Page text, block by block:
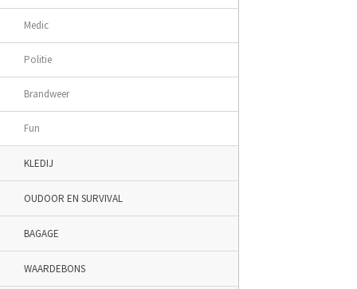
Medic
Politie
Brandweer
Fun
KLEDIJ
OUDOOR EN SURVIVAL
BAGAGE
WAARDEBONS